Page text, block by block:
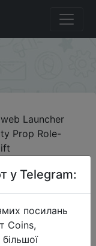
Cosplay Cobweb
Party Prop Role-
Prop
Boys
у Telegram:
посилань
Coins,